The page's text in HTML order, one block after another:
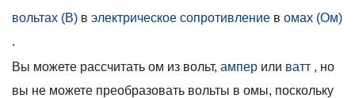
вольтах (В) в электрическое сопротивление в омах (Ом)
.
Вы можете рассчитать ом из вольт, ампер или ватт , но
вы не можете преобразовать вольты в омы, поскольку